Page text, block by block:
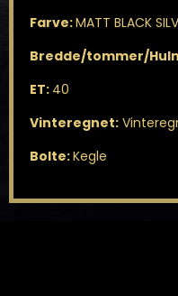
Farve:MATT BLACK
Bredde/tommer/
ET: 40
Vinteregnet:
Bolte:Kegle